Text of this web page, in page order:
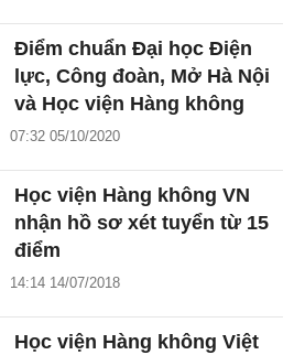
Điểm chuẩn Đại học Điện
lực, Công đoàn, Mở Hà Nội
và Học viện Hàng không
07:32 05/10/2020
Học viện Hàng không VN
nhận hồ sơ xét tuyển từ 15
điểm
14:14 14/07/2018
Học viện Hàng không Việt